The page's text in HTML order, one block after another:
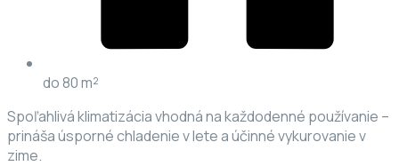
do 80 m²
Spoľahlivá klimatizácia vhodná na každodenné používanie –
prináša úsporné chladenie v lete a účinné vykurovanie v
zime.